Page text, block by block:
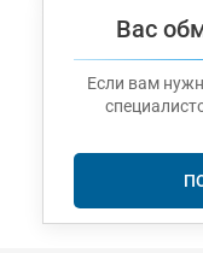
Вас
Если вам